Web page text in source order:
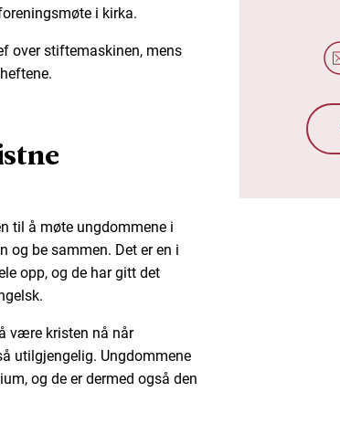
i kirka.
over stiftemaskinen, mens
til å møte ungdommene i
og be sammen. Det er en i
opp, og de har gitt det
være kristen nå når
utilgjengelig. Ungdommene
og de er dermed også den